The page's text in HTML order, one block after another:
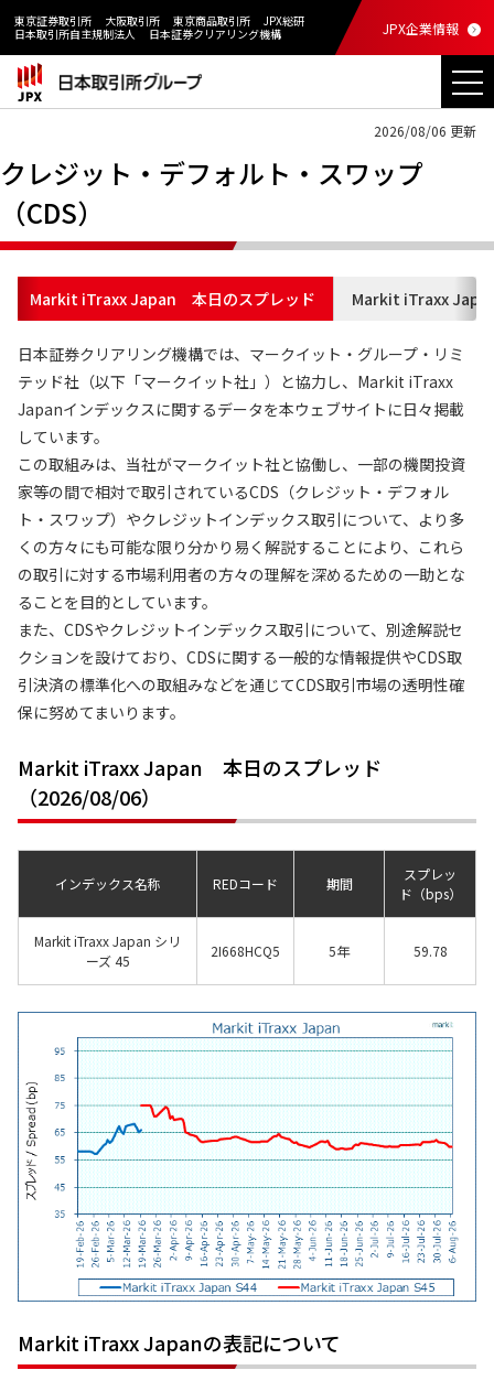
東京証券取引所 大阪取引所 東京商品取引所
JPX総研
日本取引所自主規制法人
日本証券クリアリング機構 JPX企業情報
2026/08/06 更新
クレジット・デフォルト・スワップ
（CDS）
Markit iTraxx Japan 本日のスプレッド Markit iTraxx
日本証券クリアリング機構では、マークイット・グループ・リミ
テッド社（以下「マークイット社」）と協力し、Markit iTraxx
Japanインデックスに関するデータを本ウェブサイトに日々掲載
しています。
この取組みは、当社がマークイット社と協働し、一部の機関投資
家等の間で相対で取引されているCDS（クレジット・デフォル
ト・スワップ）やクレジットインデックス取引について、より多
くの方々にも可能な限り分かり易く解説することにより、これら
の取引に対する市場利用者の方々の理解を深めるための一助とな
ることを目的としています。
また、CDSやクレジットインデックス取引について、別途解説セ
クションを設けており、CDSに関する一般的な情報提供やCDS取
引決済の標準化への取組みなどを通じてCDS取引市場の透明性確
保に努めてまいります。
Markit iTraxx Japan 本日のスプレッド
（2026/08/06）
インデックス名称 REDコード 期間
スプレッ
ド（bps）
Markit iTraxx Japan シリ
ーズ 45
2I668HCQ5 5年 59.78
Markit iTraxx Japanの表記について